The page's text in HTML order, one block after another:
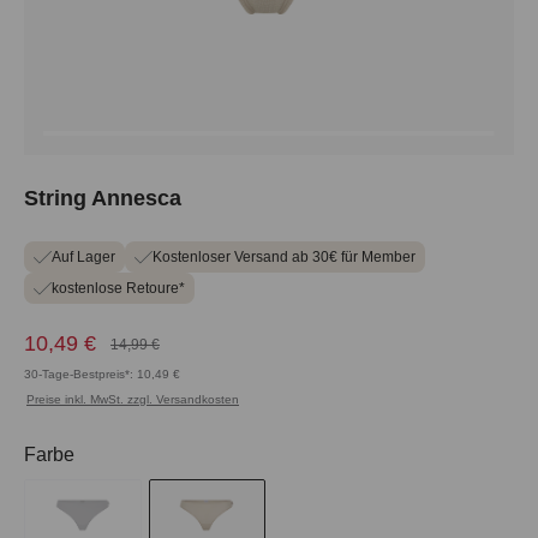
String Annesca
Auf Lager
Kostenloser Versand ab 30€ für Member
kostenlose Retoure*
10,49 € 14,99 €
30-Tage-Bestpreis*: 10,49 €
Preise inkl. MwSt. zzgl. Versandkosten
Farbe